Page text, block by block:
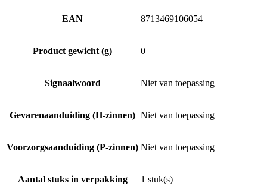
EAN 8713469106054
Product gewicht (g) 0
Signaalwoord Niet van toepassing
Gevarenaanduiding (H-zinnen) Niet van toepassing
Voorzorgsaanduiding (P-zinnen) Niet van toepassing
Aantal stuks in verpakking 1 stuk(s)